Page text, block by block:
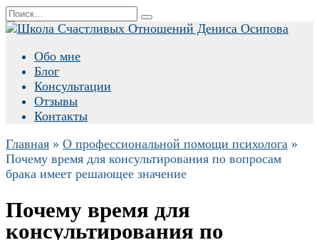
Перейти
к
Search
for:
Обо мне
Блог
Консультации
Отзывы
Контакты
Главная » О профессиональной помощи психолога »
Почему время для консультирования по вопросам
брака имеет решающее значение
Почему время для
консультирования по